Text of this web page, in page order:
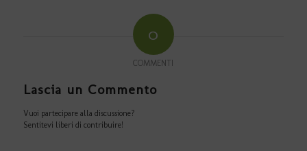
0
COMMENTI
Lascia un Commento
Vuoi partecipare alla discussione?
Sentitevi liberi di contribuire!